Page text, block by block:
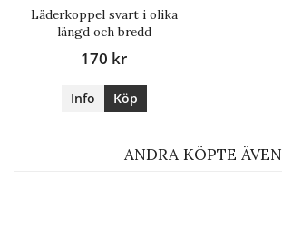
Läderkoppel svart i olika
längd och bredd
170 kr
Info Köp
ANDRA KÖPTE ÄVEN